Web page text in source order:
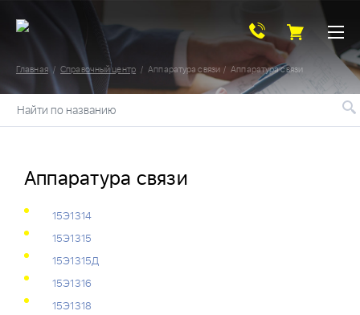
Главная Справочный центр Аппаратура связи Аппаратура связи
Найти по названию
Аппаратура связи
15Э1314
15Э1315
15Э1315Д
15Э1316
15Э1318